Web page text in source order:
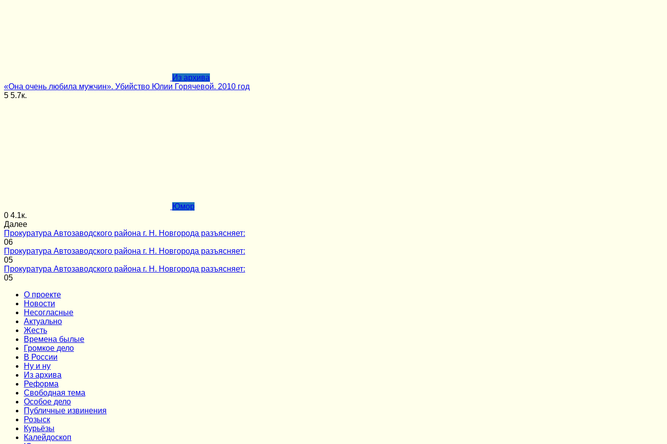
Из архива
«Она очень любила мужчин». Убийство Юлии Горячевой. 2010 год
5 5.7к.
Юмор
0 4.1к.
Далее
Прокуратура Автозаводского района г. Н. Новгорода разъясняет:
06
Прокуратура Автозаводского района г. Н. Новгорода разъясняет:
05
Прокуратура Автозаводского района г. Н. Новгорода разъясняет:
05
О проекте
Новости
Несогласные
Актуально
Жесть
Времена былые
Громкое дело
В России
Ну и ну
Из архива
Реформа
Cвободная тема
Особое дело
Публичные извинения
Розыск
Курьёзы
Калейдоскоп